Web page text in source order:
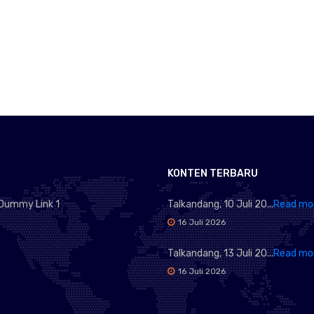
Link 1
KONTEN TERBARU
Talkandang, 10 Juli 20...Read
16 Juli 2026
Talkandang, 13 Juli 20...Read
16 Juli 2026